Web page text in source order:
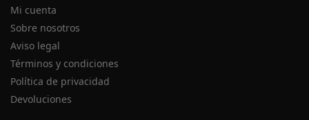
Mi cuenta
Sobre nosotros
Aviso legal
Términos y condiciones
Política de privacidad
Devoluciones